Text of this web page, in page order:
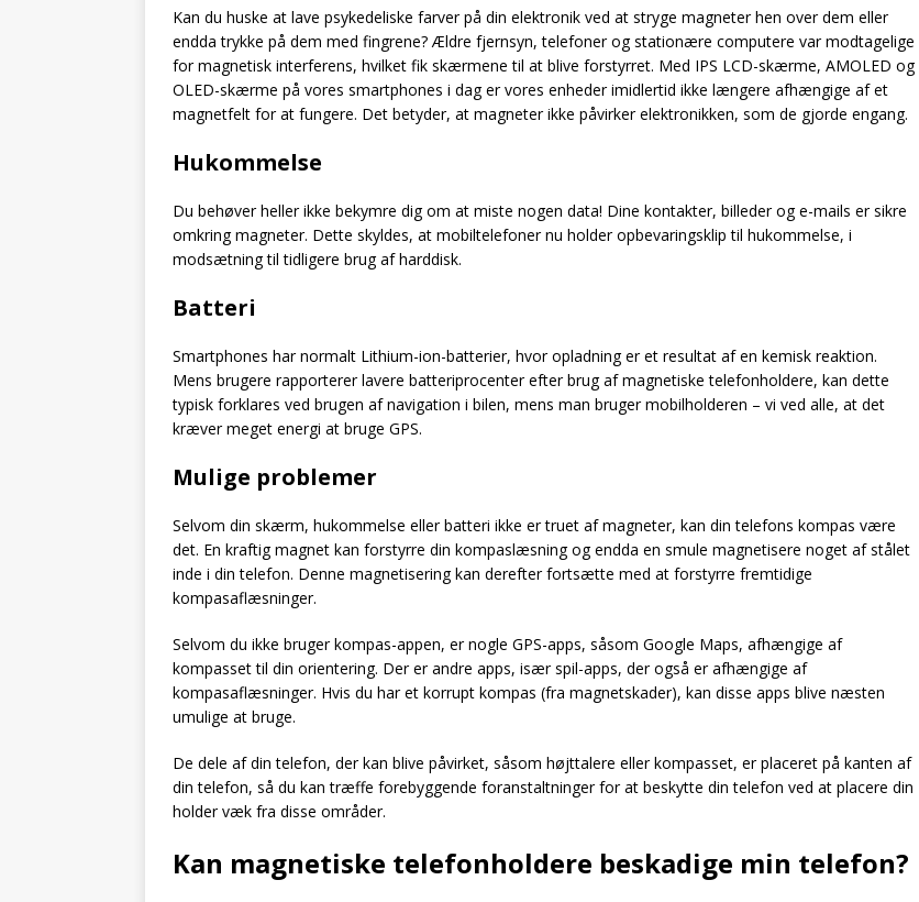
Kan du huske at lave psykedeliske farver på din elektronik ved at stryge magneter hen over dem eller
endda trykke på dem med fingrene? Ældre fjernsyn, telefoner og stationære computere var modtagelige
for magnetisk interferens, hvilket fik skærmene til at blive forstyrret. Med IPS LCD-skærme, AMOLED og
OLED-skærme på vores smartphones i dag er vores enheder imidlertid ikke længere afhængige af et
magnetfelt for at fungere. Det betyder, at magneter ikke påvirker elektronikken, som de gjorde engang.
Hukommelse
Du behøver heller ikke bekymre dig om at miste nogen data! Dine kontakter, billeder og e-mails er sikre
omkring magneter. Dette skyldes, at mobiltelefoner nu holder opbevaringsklip til hukommelse, i
modsætning til tidligere brug af harddisk.
Batteri
Smartphones har normalt Lithium-ion-batterier, hvor opladning er et resultat af en kemisk reaktion.
Mens brugere rapporterer lavere batteriprocenter efter brug af magnetiske telefonholdere, kan dette
typisk forklares ved brugen af navigation i bilen, mens man bruger mobilholderen – vi ved alle, at det
kræver meget energi at bruge GPS.
Mulige problemer
Selvom din skærm, hukommelse eller batteri ikke er truet af magneter, kan din telefons kompas være
det. En kraftig magnet kan forstyrre din kompaslæsning og endda en smule magnetisere noget af stålet
inde i din telefon. Denne magnetisering kan derefter fortsætte med at forstyrre fremtidige
kompasaflæsninger.
Selvom du ikke bruger kompas-appen, er nogle GPS-apps, såsom Google Maps, afhængige af
kompasset til din orientering. Der er andre apps, især spil-apps, der også er afhængige af
kompasaflæsninger. Hvis du har et korrupt kompas (fra magnetskader), kan disse apps blive næsten
umulige at bruge.
De dele af din telefon, der kan blive påvirket, såsom højttalere eller kompasset, er placeret på kanten af
din telefon, så du kan træffe forebyggende foranstaltninger for at beskytte din telefon ved at placere din
holder væk fra disse områder.
Kan magnetiske telefonholdere beskadige min telefon?